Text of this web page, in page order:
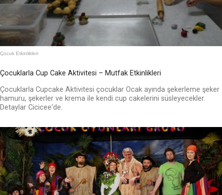
Çocuk Etkinlikleri
Çocuklarla Cup Cake Aktivitesi – Mutfak Etkinlikleri
Çocuklarla Cupcake Aktivitesi çocuklar Ocak ayında şekerleme şeker
hamuru, şekerler ve krema ile kendi cup cakelerini süsleyecekler.
Detaylar Cicicee'de.